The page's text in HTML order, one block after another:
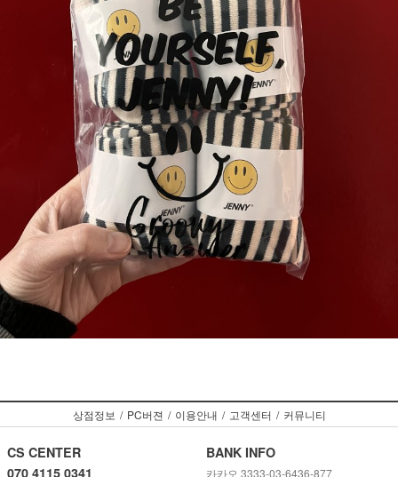
상점정보 / PC버젼 / 이용안내 / 고객센터 / 커뮤니티
CS CENTER
070 4115 0341
BANK INFO
카카오 3333-03-6436-877